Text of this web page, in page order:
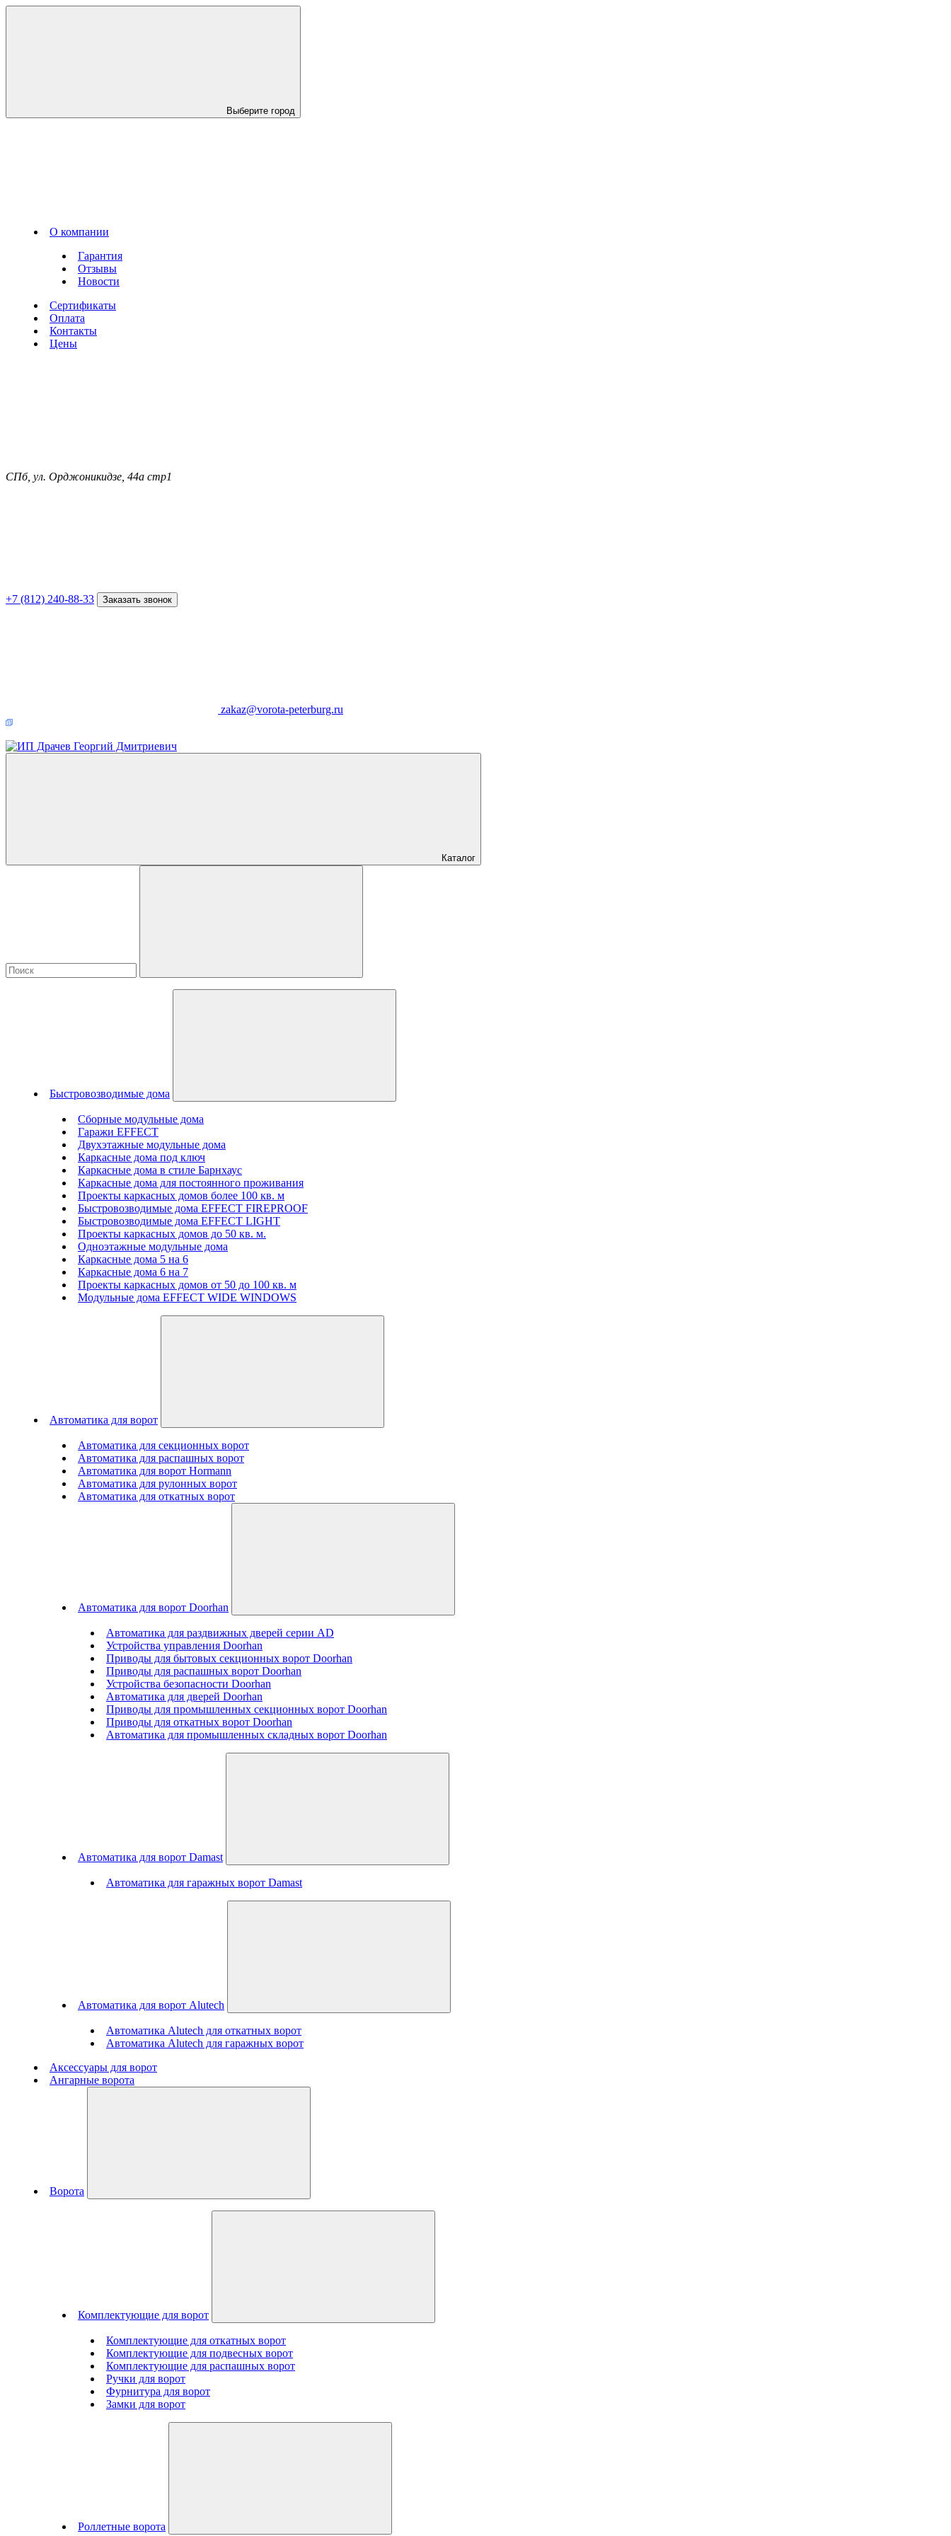
Выберите город
О компании
Гарантия
Отзывы
Новости
Сертификаты
Оплата
Контакты
Цены
СПб, ул. Орджоникидзе, 44а стр1
+7 (812) 240-88-33 Заказать звонок
zakaz@vorota-peterburg.ru
Каталог
Быстровозводимые дома
Сборные модульные дома
Гаражи EFFECT
Двухэтажные модульные дома
Каркасные дома под ключ
Каркасные дома в стиле Барнхаус
Каркасные дома для постоянного проживания
Проекты каркасных домов более 100 кв. м
Быстровозводимые дома EFFECT FIREPROOF
Быстровозводимые дома EFFECT LIGHT
Проекты каркасных домов до 50 кв. м.
Одноэтажные модульные дома
Каркасные дома 5 на 6
Каркасные дома 6 на 7
Проекты каркасных домов от 50 до 100 кв. м
Модульные дома EFFECT WIDE WINDOWS
Автоматика для ворот
Автоматика для секционных ворот
Автоматика для распашных ворот
Автоматика для ворот Hormann
Автоматика для рулонных ворот
Автоматика для откатных ворот
Автоматика для ворот Doorhan
Автоматика для раздвижных дверей серии AD
Устройства управления Doorhan
Приводы для бытовых секционных ворот Doorhan
Приводы для распашных ворот Doorhan
Устройства безопасности Doorhan
Автоматика для дверей Doorhan
Приводы для промышленных секционных ворот Doorhan
Приводы для откатных ворот Doorhan
Автоматика для промышленных складных ворот Doorhan
Автоматика для ворот Damast
Автоматика для гаражных ворот Damast
Автоматика для ворот Alutech
Автоматика Alutech для откатных ворот
Автоматика Alutech для гаражных ворот
Аксессуары для ворот
Ангарные ворота
Ворота
Комплектующие для ворот
Комплектующие для откатных ворот
Комплектующие для подвесных ворот
Комплектующие для распашных ворот
Ручки для ворот
Фурнитура для ворот
Замки для ворот
Роллетные ворота